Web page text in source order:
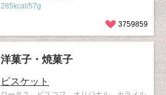
285kcal/57g
3759859
洋菓子・焼菓子
ビスケット